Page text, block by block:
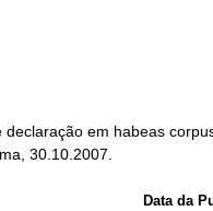
em habeas
30.10.2007.
Data da